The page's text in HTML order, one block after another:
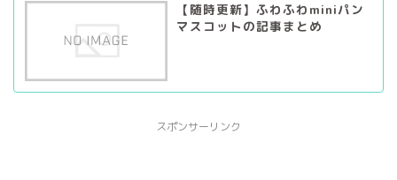
【随時更新】ふわふわminiパン
マスコットの記事まとめ
スポンサーリンク